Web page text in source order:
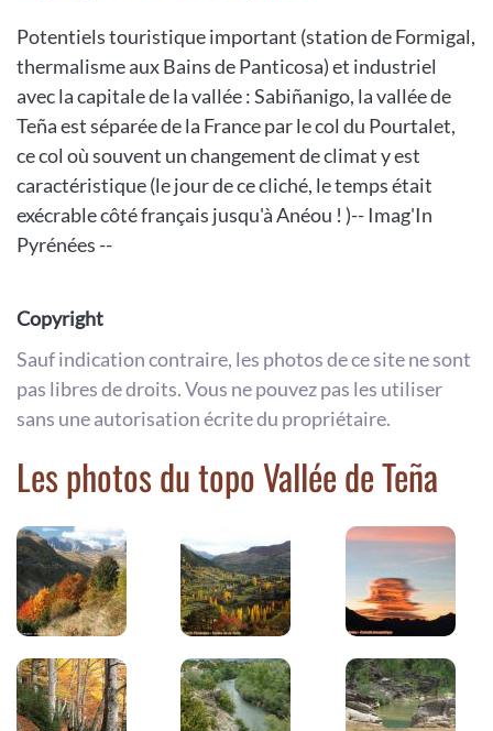
Potentiels touristique important (station de Formigal,
thermalisme aux Bains de Panticosa) et industriel
avec la capitale de la vallée : Sabiñanigo, la vallée de
Teña est séparée de la France par le col du Pourtalet,
ce col où souvent un changement de climat y est
caractéristique (le jour de ce cliché, le temps était
exécrable côté français jusqu'à Anéou ! )-- Imag'In
Pyrénées --
Copyright
Sauf indication contraire, les photos de ce site ne sont
pas libres de droits. Vous ne pouvez pas les utiliser
sans une autorisation écrite du propriétaire.
Les photos du topo Vallée de Teña